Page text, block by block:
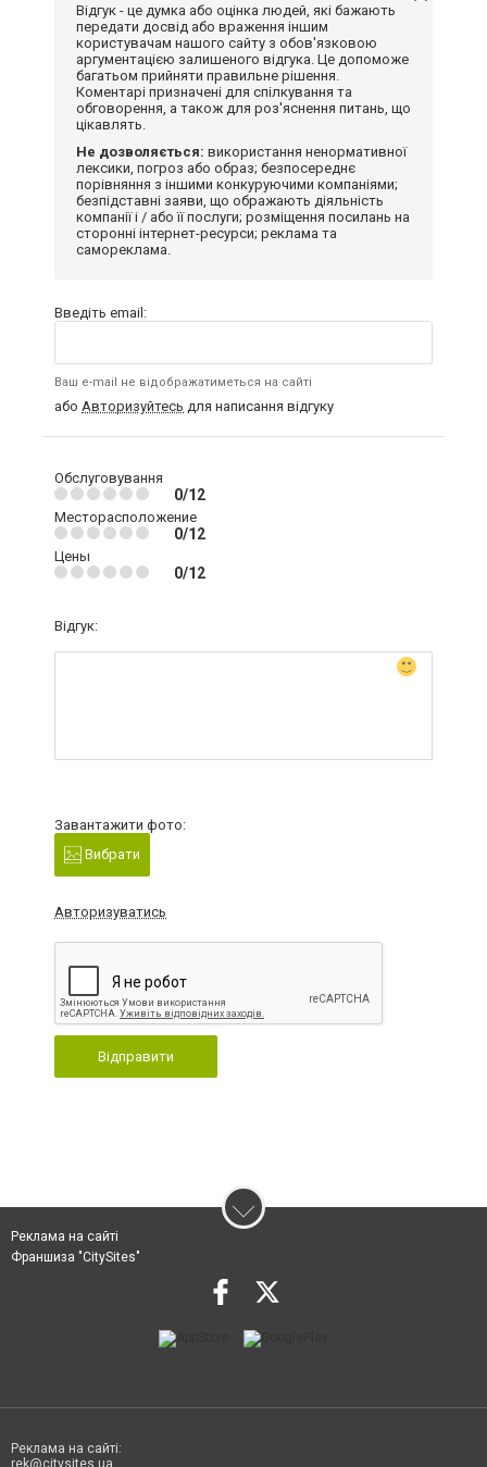
Відгук - це думка або оцінка людей, які бажають
передати досвід або враження іншим
користувачам нашого сайту з обов'язковою
аргументацією залишеного відгука. Це допоможе
багатьом прийняти правильне рішення.
Коментарі призначені для спілкування та
обговорення, а також для роз'яснення питань, що
цікавлять.
Не дозволяється: використання ненормативної
лексики, погроз або образ; безпосереднє
порівняння з іншими конкуруючими компаніями;
безпідставні заяви, що ображають діяльність
компанії і / або її послуги; розміщення посилань на
сторонні інтернет-ресурси; реклама та
самореклама.
Введіть email:
Ваш e-mail не відображатиметься на сайті
або Авторизуйтесь для написання відгуку
Обслуговування
0/12
Месторасположение
0/12
Цены
0/12
Відгук:
Завантажити фото:
Вибрати
Авторизуватись
Відправити
Реклама на сайті
Франшиза "CitySites"
Реклама на сайті:
rek@citysites.ua